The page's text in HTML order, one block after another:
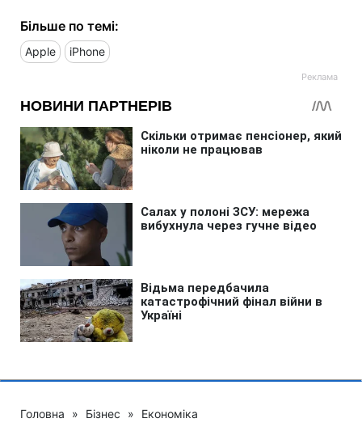
Більше по темі:
Apple iPhone
Головна » Бізнес » Економіка